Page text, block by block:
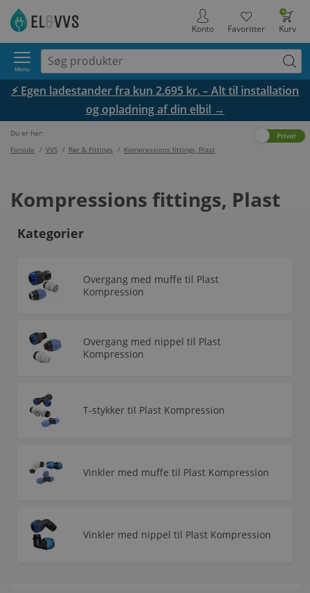
0
Kurv
Favoritter
Konto
Menu
⚡ Egen ladestander fra kun 2.695 kr. – Alt til installation
og opladning af din elbil →
Du er her:
Forside / VVS / Rør & Fittings / Kompressions fittings, Plast
Privat
Kompressions fittings, Plast
Kategorier
Overgang med muffe til Plast
Kompression
Overgang med nippel til Plast
Kompression
T-stykker til Plast Kompression
Vinkler med muffe til Plast Kompression
Vinkler med nippel til Plast Kompression